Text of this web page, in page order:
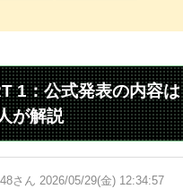
1：公式発表の内容
が解説
さん 2026/05/29(金) 12:34:57